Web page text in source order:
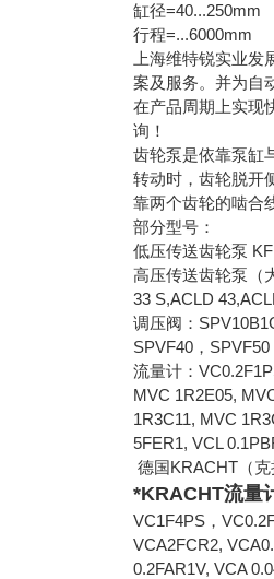
缸径=40...250mm
行程=...6000mm
上海维特锐实业
案及服务。并为自
在产品周期上实现
询！
齿轮泵是依靠泵缸
转动时，齿轮脱开
靠两个齿轮的啮合
部分型号：
低压传送齿轮泵
高压传送齿轮泵（
33 S,ACLD
调压阀：
SPVF40，
流量计：
MVC 1R2E05,
1R3C11, MVC
5FER1, VCL
德国KRACHT（
*KRACHT流量
VC1F4PS，
VCA2FCR2,
0.2FAR1V, VCA